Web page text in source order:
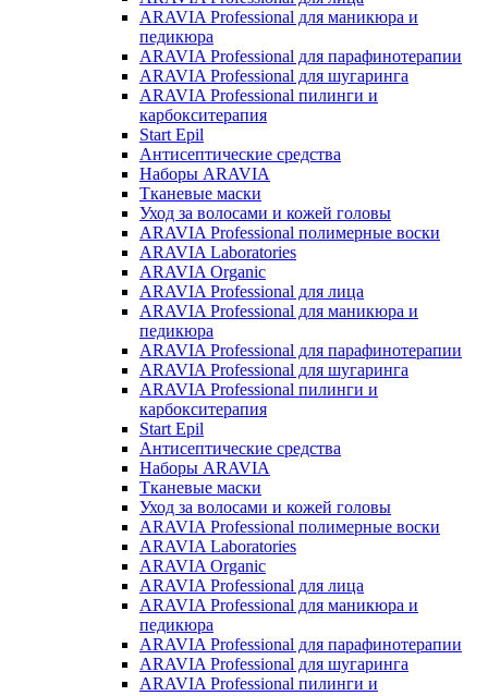
ARAVIA Professional для маникюра и
педикюра
ARAVIA Professional для парафинотерапии
ARAVIA Professional для шугаринга
ARAVIA Professional пилинги и
карбокситерапия
Start Epil
Антисептические средства
Наборы ARAVIA
Тканевые маски
Уход за волосами и кожей головы
ARAVIA Professional полимерные воски
ARAVIA Laboratories
ARAVIA Organic
ARAVIA Professional для лица
ARAVIA Professional для маникюра и
педикюра
ARAVIA Professional для парафинотерапии
ARAVIA Professional для шугаринга
ARAVIA Professional пилинги и
карбокситерапия
Start Epil
Антисептические средства
Наборы ARAVIA
Тканевые маски
Уход за волосами и кожей головы
ARAVIA Professional полимерные воски
ARAVIA Laboratories
ARAVIA Organic
ARAVIA Professional для лица
ARAVIA Professional для маникюра и
педикюра
ARAVIA Professional для парафинотерапии
ARAVIA Professional для шугаринга
ARAVIA Professional пилинги и